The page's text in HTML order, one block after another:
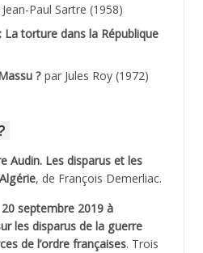
Paul Sartre (1958)
La torture dans la République
? par Jules Roy (1972)
Audin. Les disparus et les
, de François Demerliac.
septembre 2019 à
les disparus de la guerre
de l’ordre françaises. Trois